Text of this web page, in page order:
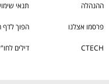
ההנהלה תנאי
פרסמו אצלנו הפוך לדף
CTECH
דילים